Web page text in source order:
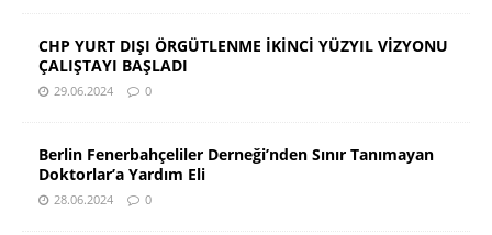
CHP YURT DIŞI ÖRGÜTLENME İKİNCİ YÜZYIL VİZYONU
ÇALIŞTAYI BAŞLADI
29.06.2024 0
Berlin Fenerbahçeliler Derneği’nden Sınır Tanımayan
Doktorlar’a Yardım Eli
28.06.2024 0